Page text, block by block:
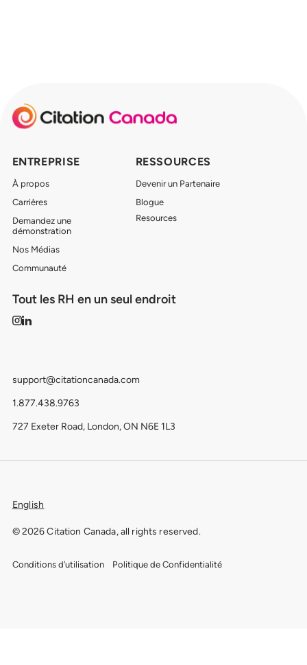
ENTREPRISE
À propos
Carrières
Demandez une
démonstration
Nos Médias
Communauté
RESSOURCES
Devenir un Partenaire
Blogue
Resources
Tout les RH en un seul endroit
support@citationcanada.com
1.877.438.9763
727 Exeter Road, London, ON N6E 1L3
Conditions d’utilisation Politique de Confidentialité
English
© 2026 Citation Canada, all rights reserved.